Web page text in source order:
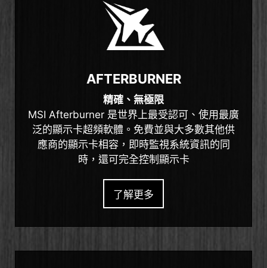
AFTERBURNER
精確、無極限
MSI Afterburner 是世界上最受認可、使用最廣
泛的顯示卡超頻軟體。免費並與大多數其他供
應商的顯示卡相容，即時監視系統資訊的同
時，還可完全控制顯示卡
了解更多